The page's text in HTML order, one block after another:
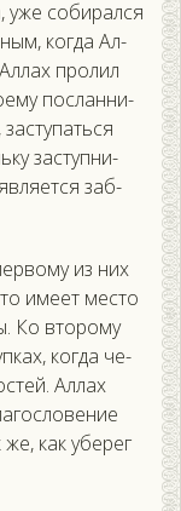
уже со­бирал­ся
ког­да Ал­
про­лил
пос­ланни­
зас­тупни­
заб­
из них
име­ет мес­то
Ко вто­рому
ког­да че­
Ал­лах
как убе­рег